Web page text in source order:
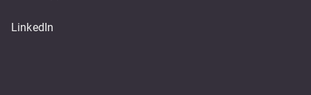
LinkedIn